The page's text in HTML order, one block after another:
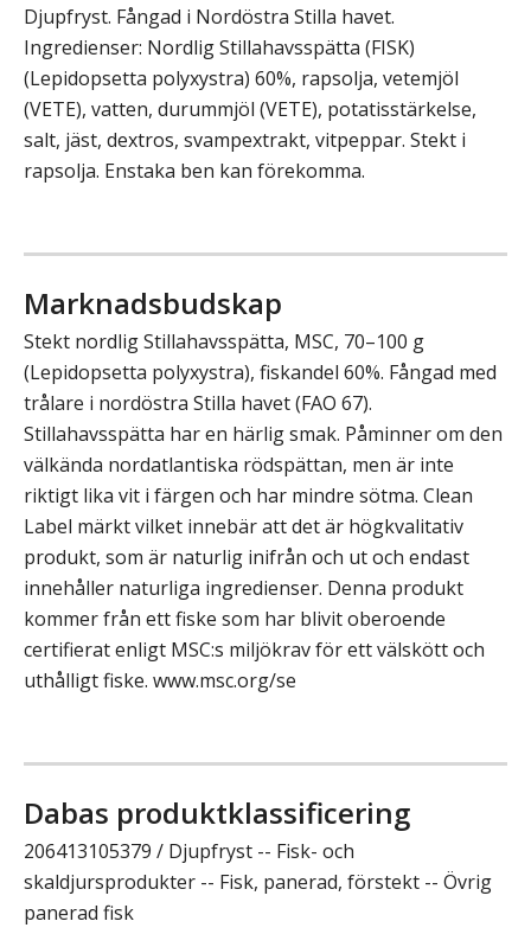
Djupfryst. Fångad i Nordöstra Stilla havet.
Ingredienser: Nordlig Stillahavsspätta (FISK)
(Lepidopsetta polyxystra) 60%, rapsolja, vetemjöl
(VETE)​, vatten, durummjöl (VETE), potatisstärkelse,
salt, jäst, dextros, svampextrakt, vitpeppar. Stekt i
rapsolja. Enstaka ben kan förekomma.
Marknadsbudskap
Stekt nordlig Stillahavsspätta, MSC, 70–100 g
(Lepidopsetta polyxystra), fiskandel 60%. Fångad med
trålare i nordöstra Stilla havet (FAO 67).​
Stillahavsspätta har en härlig smak. Påminner om den
välkända nordatlantiska rödspättan, men är inte
riktigt lika vit i färgen och har mindre sötma.​ Clean
Label märkt vilket innebär att det är högkvalitativ
produkt, som är naturlig inifrån och ut och endast
innehåller naturliga ingredienser. Denna produkt
kommer från ett fiske som har blivit oberoende
certifierat enligt MSC:s miljökrav för ett välskött och
uthålligt fiske. www.msc.org/se
Dabas produktklassificering
206413105379 / Djupfryst -- Fisk- och
skaldjursprodukter -- Fisk, panerad, förstekt -- Övrig
panerad fisk